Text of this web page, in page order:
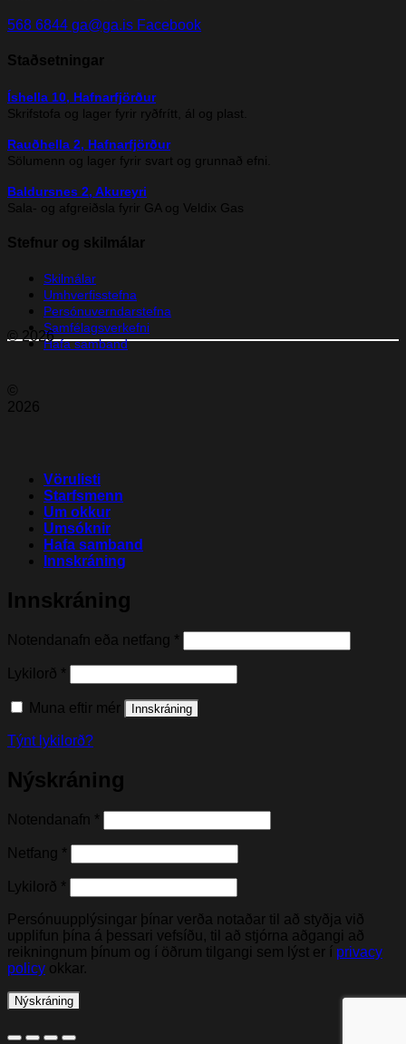
568 6844 ga@ga.is Facebook
Staðsetningar
Íshella 10, Hafnarfjörður
Skrifstofa og lager fyrir ryðfrítt, ál og plast.
Rauðhella 2, Hafnarfjörður
Sölumenn og lager fyrir svart og grunnað efni.
Baldursnes 2, Akureyri
Sala- og afgreiðsla fyrir GA og Veldix Gas
Stefnur og skilmálar
Skilmálar
Umhverfisstefna
Persónuverndarstefna
Samfélagsverkefni
Hafa samband
© 2026
©
2026
Vörulisti
Starfsmenn
Um okkur
Umsóknir
Hafa samband
Innskráning
Innskráning
Notendanafn eða netfang *
Lykilorð *
Muna eftir mér Innskráning
Týnt lykilorð?
Nýskráning
Notendanafn *
Netfang *
Lykilorð *
Persónuupplýsingar þínar verða notaðar til að styðja við
upplifun þína á þessari vefsíðu, til að stjórna aðgangi að
reikningnum þínum og í öðrum tilgangi sem lýst er í privacy
policy okkar.
Nýskráning